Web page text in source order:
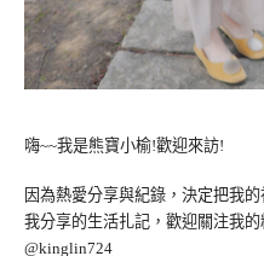
嗨~~我是熊寶小榆!歡迎來訪!
因為熱愛分享與紀錄，決定把我
我分享的生活扎記，歡迎關注我
@kinglin724